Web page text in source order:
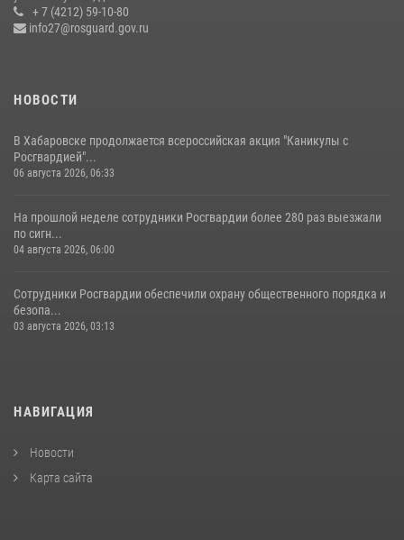
частной детективной и охранной деятельности
17 июля 2026, 03:45
+ 7 (4212) 59-10-80
info27@rosguard.gov.ru
НОВОСТИ
В Хабаровске продолжается всероссийская акция "Каникулы с
Росгвардией"...
06 августа 2026, 06:33
На прошлой неделе сотрудники Росгвардии более 280 раз выезжали
по сигн...
04 августа 2026, 06:00
Сотрудники Росгвардии обеспечили охрану общественного порядка и
безопа...
03 августа 2026, 03:13
НАВИГАЦИЯ
Новости
Карта сайта